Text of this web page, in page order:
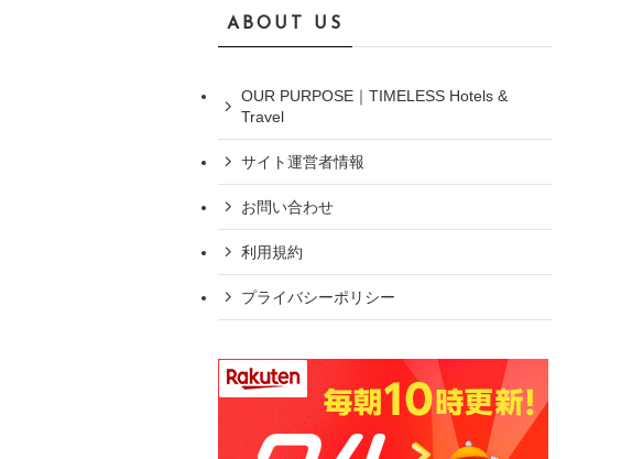
ABOUT US
OUR PURPOSE｜TIMELESS Hotels &
Travel
サイト運営者情報
お問い合わせ
利用規約
プライバシーポリシー